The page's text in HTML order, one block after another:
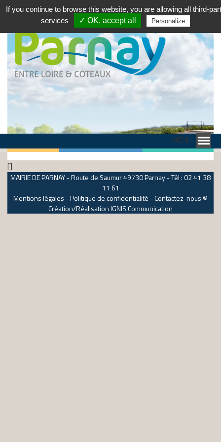
MENU
[]
MAIRIE DE PARNAY - Route de Saumur 49730 Parnay - Tél : 02 41 38
11 61
Mentions légales -Politique de confidentialité -Contactez-nous ©
Création/RéalisationIGNIS Communication
If you continue to browse this website, you are allowing all third-
services
✓ OK, accept all Personalize